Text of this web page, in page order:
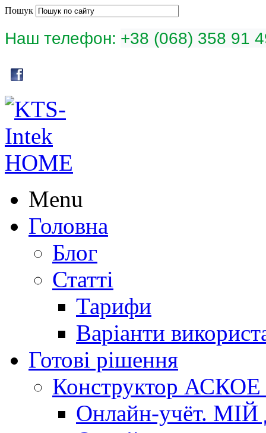
Пошук
Наш телефон: +38 (068) 358
Menu
Головна
Блог
Статті
Тарифи
Варіанти
Готові рішення
Конструктор АСКОЕ
Онлайн-учёт.